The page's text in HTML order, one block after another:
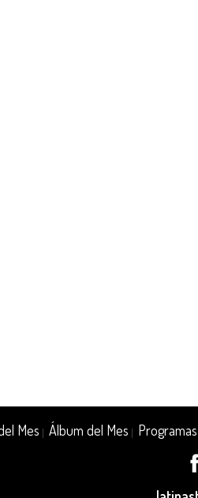
Mes |Álbum del Mes Programas